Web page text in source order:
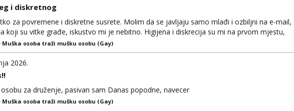
i diskretnog
za povremene i diskretne susrete. Molim da se javljaju samo mlađi i ozbiljni na e-mail,
koji su vitke građe, iskustvo mi je nebitno. Higijena i diskrecija su mi na prvom mjestu,
do izgleda, sportski sam tip.
Muška osoba traži mušku osobu (Gay)
2026.
za druženje, pasivan sam Danas popodne, navecer
Muška osoba traži mušku osobu (Gay)